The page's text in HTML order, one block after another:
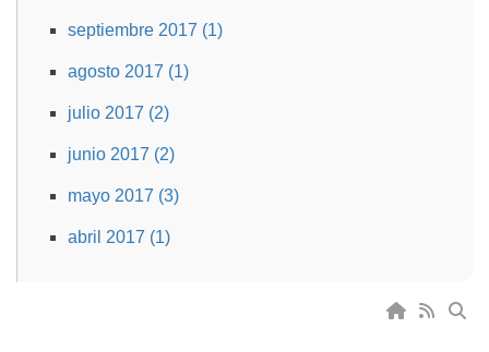
septiembre 2017 (1)
agosto 2017 (1)
julio 2017 (2)
junio 2017 (2)
mayo 2017 (3)
abril 2017 (1)